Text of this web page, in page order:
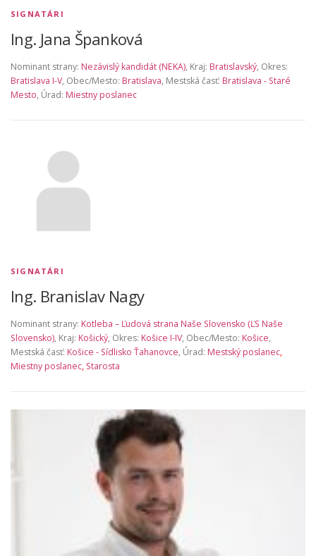
SIGNATÁRI
Ing. Jana Španková
Nominant strany: Nezávislý kandidát (NEKA), Kraj: Bratislavský, Okres:
Bratislava I-V, Obec/Mesto: Bratislava, Mestská časť: Bratislava - Staré
Mesto, Úrad: Miestny poslanec
SIGNATÁRI
Ing. Branislav Nagy
Nominant strany: Kotleba – Ľudová strana Naše Slovensko (ĽS Naše
Slovensko), Kraj: Košický, Okres: Košice I-IV, Obec/Mesto: Košice,
Mestská časť: Košice - Sídlisko Ťahanovce, Úrad: Mestský poslanec,
Miestny poslanec, Starosta